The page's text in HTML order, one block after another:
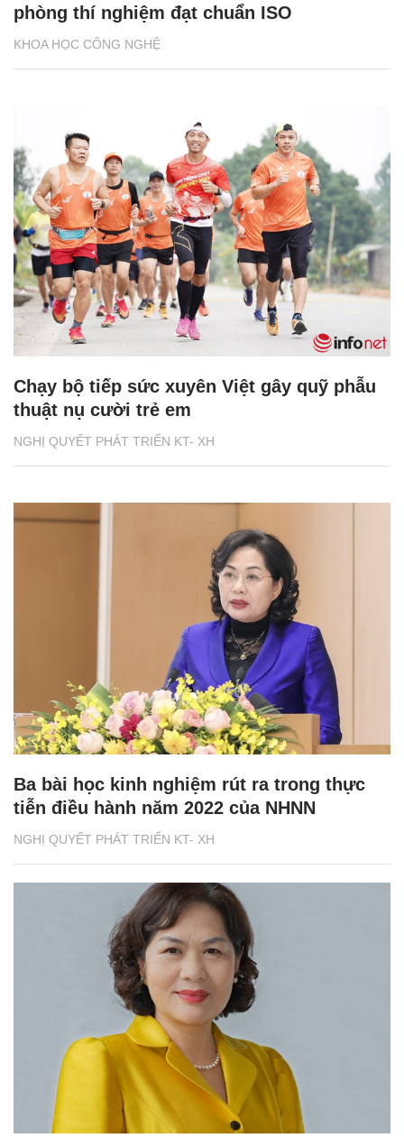
KHOA HỌC CÔNG NGHỆ
phòng thí nghiệm đạt chuẩn ISO
NGHỊ QUYẾT PHÁT TRIỂN KT- XH
Chạy bộ tiếp sức xuyên Việt gây quỹ phẫu
thuật nụ cười trẻ em
NGHỊ QUYẾT PHÁT TRIỂN KT- XH
Ba bài học kinh nghiệm rút ra trong thực
tiễn điều hành năm 2022 của NHNN